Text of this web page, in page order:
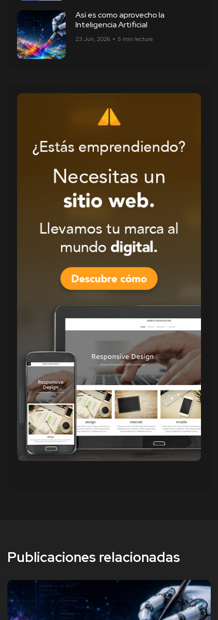
Así es como aprovecho la
Inteligencia Artificial
23 Jun, 2026 5 min lectura
Publicaciones relacionadas